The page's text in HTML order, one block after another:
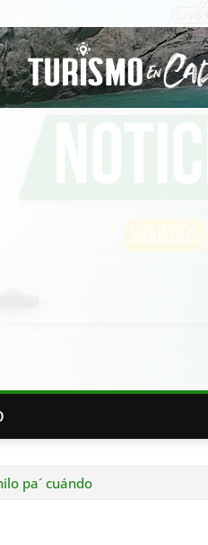
pa´ cuándo